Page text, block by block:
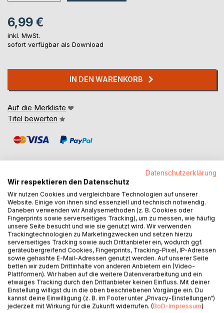
6,99 €
inkl. MwSt.
sofort verfügbar als Download
IN DEN WARENKORB
Auf die Merkliste
Titel bewerten
BESCHREIBUNG
Mit dem Katamaran in Richtung Lebenssinn: Eine
inspirierende Reise zur Selbstverwirklichung!
In einem Zug mit Destination Venedig treffen sich zwei
renommierte Coaches, um ein wegweisendes Seminar
über den Sinn des Lebens und die Verwirklichung von
Lebensträumen zu kreieren. Ihre Vision: Menschen dazu zu
inspirieren, ihre wahre Lifemission zu erkennen, diese
konsequent zu verfolgen und alle Ziele zu erreichen. Auf
Datenschutzerklärung
Wir respektieren den Datenschutz
Wir nutzen Cookies und vergleichbare Technologien auf unserer
Website. Einige von ihnen sind essenziell und technisch notwendig.
Daneben verwenden wir Analysemethoden (z. B. Cookies oder
Fingerprints sowie serverseitiges Tracking), um zu messen, wie häufig
unsere Seite besucht und wie sie genutzt wird. Wir verwenden
Trackingtechnologien zu Marketingzwecken und setzen hierzu
serverseitiges Tracking sowie auch Drittanbieter ein, wodurch ggf.
geräteübergreifend Cookies, Fingerprints, Tracking-Pixel, IP-Adressen
sowie gehashte E-Mail-Adressen genutzt werden. Auf unserer Seite
betten wir zudem Drittinhalte von anderen Anbietern ein (Video-
Plattformen). Wir haben auf die weitere Datenverarbeitung und ein
etwaiges Tracking durch den Drittanbieter keinen Einfluss. Mit deiner
Einstellung willigst du in die oben beschriebenen Vorgänge ein. Du
kannst deine Einwilligung (z. B. im Footer unter „Privacy-Einstellungen“)
jederzeit mit Wirkung für die Zukunft widerrufen. (BoD-Impressum)